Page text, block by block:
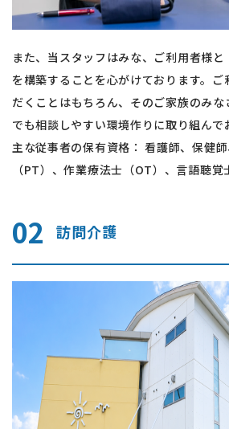
また、当スタッフはみな、ご利用者様と
を構築することを心がけております。ご
だくことはもちろん、そのご家族のみ
でも相談しやすい環境作りに取り組んで
主な従事者の保有資格： 看護師、保健
（PT）、作業療法士（OT）、言語聴覚
02 訪問介護